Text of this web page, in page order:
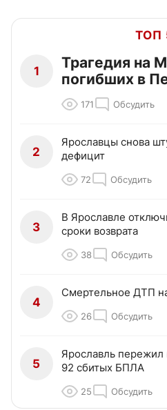
ТОП
1
Трагедия на
погибших в
171 Обсудить
2
Ярославцы снова
дефицит
72 Обсудить
3
В Ярославле
сроки возврата
38 Обсудить
4
Смертельное ДТП
26 Обсудить
5
Ярославль пережил
92 сбитых БПЛА
25 Обсудить